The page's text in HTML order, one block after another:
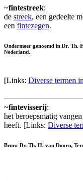
~fintestreek:
de streek, een gedeelte
een fintezegen.
Ondermeer genoemd in Dr. Th.
Nederland.
[Links: Diverse termen
~fintevisserij:
het beroepsmatig
heeft. [Links: Diverse
Bron: Dr. Th. H. van Doorn,